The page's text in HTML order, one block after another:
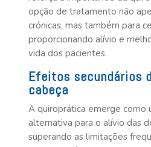
opção de tratamento não
crónicas, mas também para
proporcionando alívio e
vida dos pacientes.
Efeitos secundários
cabeça
A quiroprática emerge como
alternativa para o alívio das
superando as limitações